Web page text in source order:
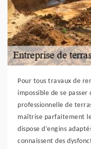
Pour tous travaux de
impossible de se
professionnelle de
maîtrise parfaitement
dispose d’engins
connaissent des